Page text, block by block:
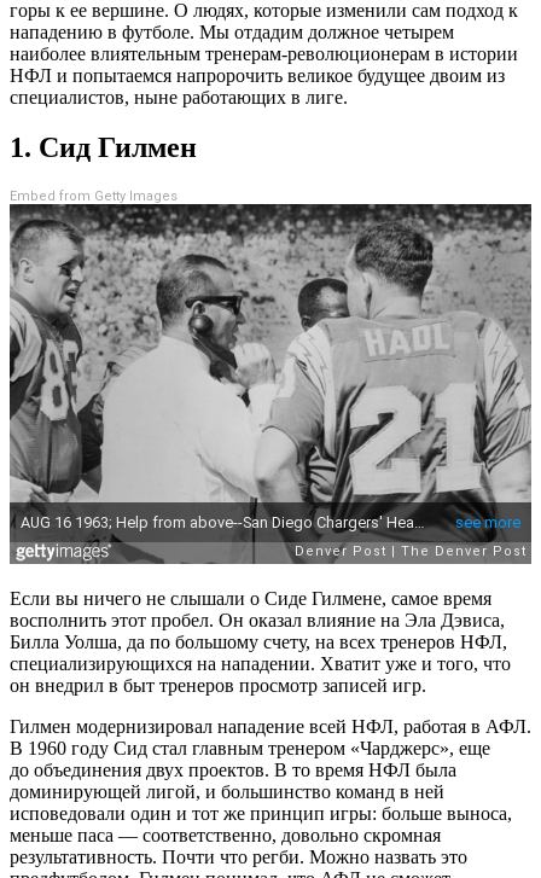
горы к ее вершине. О людях, которые изменили сам подход к
нападению в футболе. Мы отдадим должное четырем
наиболее влиятельным тренерам-революционерам в истории
НФЛ и попытаемся напророчить великое будущее двоим из
специалистов, ныне работающих в лиге.
1. Сид Гилмен
Embed from Getty Images
Если вы ничего не слышали о Сиде Гилмене, самое время
восполнить этот пробел. Он оказал влияние на Эла Дэвиса,
Билла Уолша, да по большому счету, на всех тренеров НФЛ,
специализирующихся на нападении. Хватит уже и того, что
он внедрил в быт тренеров просмотр записей игр.
Гилмен модернизировал нападение всей НФЛ, работая в АФЛ.
В 1960 году Сид стал главным тренером «Чарджерс», еще
до объединения двух проектов. В то время НФЛ была
доминирующей лигой, и большинство команд в ней
исповедовали один и тот же принцип игры: больше выноса,
меньше паса — соответственно, довольно скромная
результативность. Почти что регби. Можно назвать это